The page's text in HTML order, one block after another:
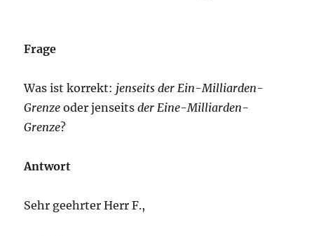
Frage
Was ist korrekt: jenseits der Ein-Milliarden-
Grenze oder jenseitsder Eine-Milliarden-
Grenze?
Antwort
Sehr geehrter Herr F.,